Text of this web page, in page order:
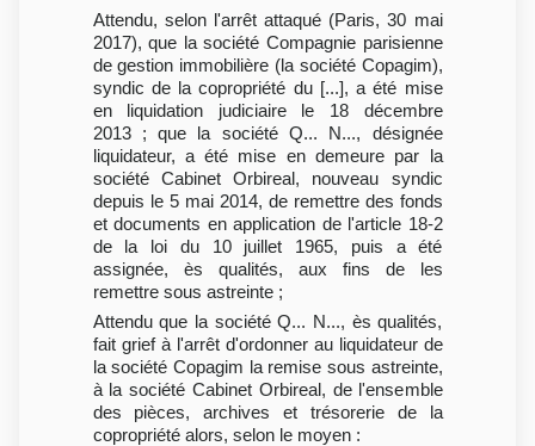
Attendu, selon l'arrêt attaqué (Paris, 30 mai
2017), que la société Compagnie parisienne
de gestion immobilière (la société Copagim),
syndic de la copropriété du [...], a été mise
en liquidation judiciaire le 18 décembre
2013 ; que la société Q... N..., désignée
liquidateur, a été mise en demeure par la
société Cabinet Orbireal, nouveau syndic
depuis le 5 mai 2014, de remettre des fonds
et documents en application de l'article 18-2
de la loi du 10 juillet 1965, puis a été
assignée, ès qualités, aux fins de les
remettre sous astreinte ;
Attendu que la société Q... N..., ès qualités,
fait grief à l'arrêt d'ordonner au liquidateur de
la société Copagim la remise sous astreinte,
à la société Cabinet Orbireal, de l'ensemble
des pièces, archives et trésorerie de la
copropriété alors, selon le moyen :